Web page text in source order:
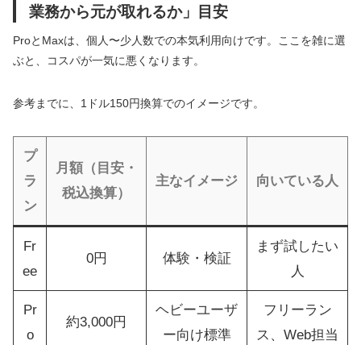
業務から元が取れるか」目安
ProとMaxは、個人〜少人数での本気利用向けです。ここを雑に選
ぶと、コスパが一気に悪くなります。
参考までに、1ドル150円換算でのイメージです。
プ
ラ
ン
月額（目安・
税込換算）
主なイメージ 向いている人
Fr
ee
0円 体験・検証
まず試したい
人
Pr
o
約3,000円
ヘビーユーザ
ー向け標準
フリーラン
ス、Web担当